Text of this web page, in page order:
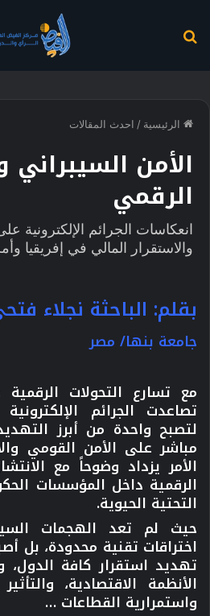
الرئيسية / احدث المقالات
الأمن السيبراني
الرقمي
انعكاسات الجرائم الإلكترونية
والاستقرار المالي في إفريقيا
بقلم: الباحثة نجلاء
جامعة بنها/ مصر
مع تسارع التحولات
تصاعدت الجرائم
لتصبح واحدة من أبرز
مباشر على الأمن القومي
الأمر يزداد وضوحاً مع
الرقمية داخل المؤسسات
التحتية الحيوية.
حيث لم تعد الهجمات
اختراقات تقنية محدودة، بل
تهديد استقرار كافة
الأنظمة الاقتصادية،
واستمرارية القطاعات …